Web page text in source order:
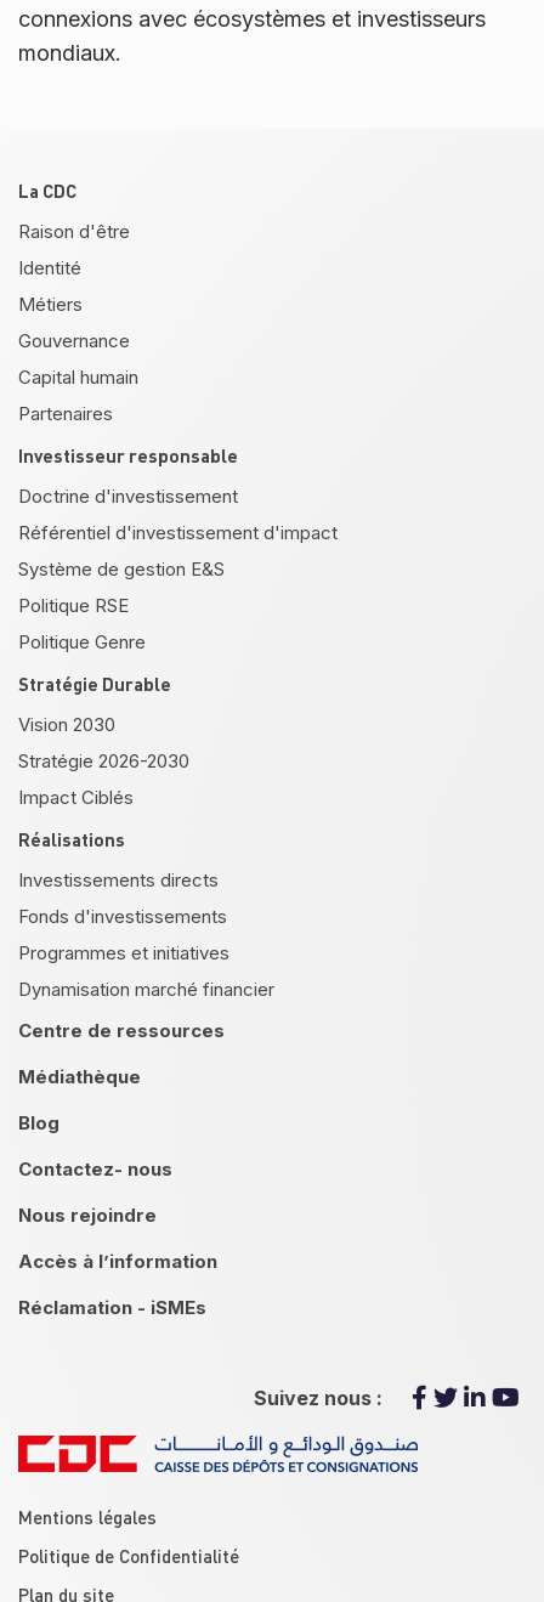
connexions avec écosystèmes et investisseurs
mondiaux.
Pied de page
La CDC
Raison d'être
Identité
Métiers
Gouvernance
Capital humain
Partenaires
Investisseur responsable
Doctrine d'investissement
Référentiel d'investissement d'impact
Système de gestion E&S
Politique RSE
Politique Genre
Stratégie Durable
Vision 2030
Stratégie 2026-2030
Impact Ciblés
Réalisations
Investissements directs
Fonds d'investissements
Programmes et initiatives
Dynamisation marché financier
Centre de ressources
Médiathèque
Blog
Contactez- nous
Nous rejoindre
Accès à l’information
Réclamation - iSMEs
Suivez nous :
Mentions légales
Politique de Confidentialité
Plan du site